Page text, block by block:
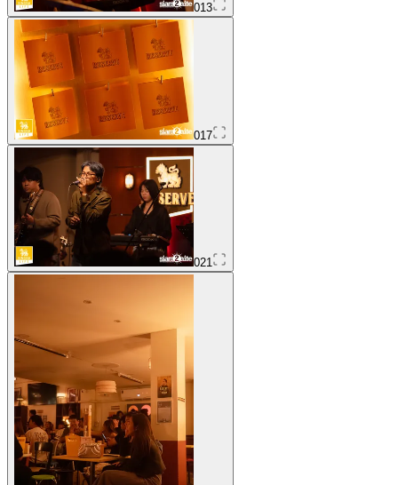
013
017
021